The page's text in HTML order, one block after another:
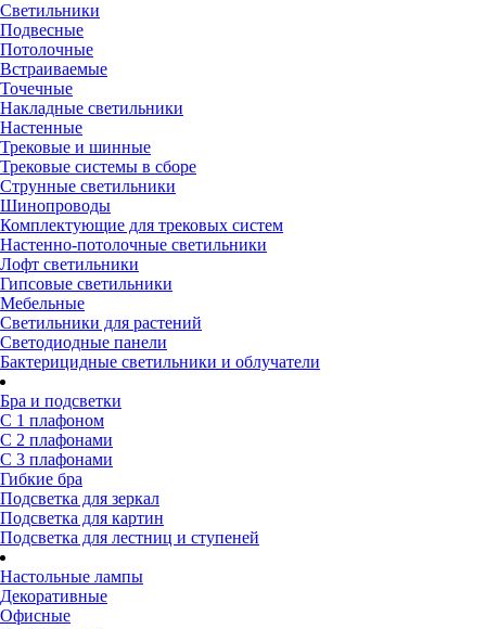
Светильники
Подвесные
Потолочные
Встраиваемые
Точечные
Накладные светильники
Настенные
Трековые и шинные
Трековые системы в сборе
Струнные светильники
Шинопроводы
Комплектующие для трековых систем
Настенно-потолочные светильники
Лофт светильники
Гипсовые светильники
Мебельные
Светильники для растений
Светодиодные панели
Бактерицидные светильники и облучатели
Бра и подсветки
С 1 плафоном
С 2 плафонами
С 3 плафонами
Гибкие бра
Подсветка для зеркал
Подсветка для картин
Подсветка для лестниц и ступеней
Настольные лампы
Декоративные
Офисные